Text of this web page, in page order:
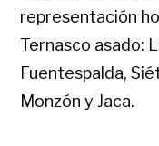
representación
Ternasco asado:
Fuentespalda,
Monzón y Jaca.